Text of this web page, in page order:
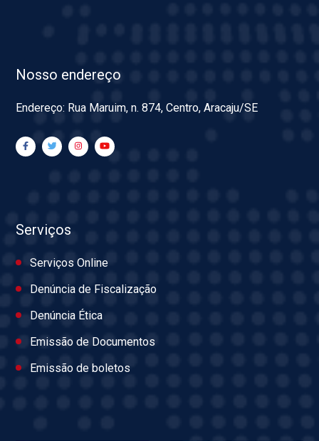
Nosso endereço
Endereço: Rua Maruim, n. 874, Centro, Aracaju/SE
Serviços
Serviços Online
Denúncia de Fiscalização
Denúncia Ética
Emissão de Documentos
Emissão de boletos